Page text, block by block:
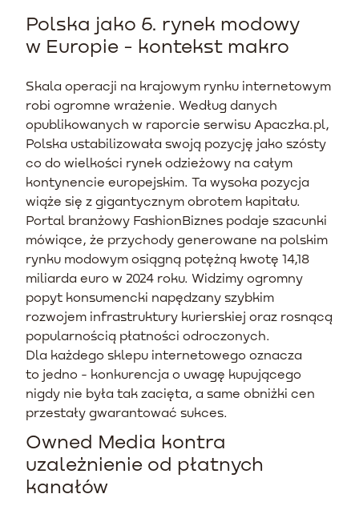
Polska jako 6. rynek modowy
w Europie - kontekst makro
Skala operacji na krajowym rynku internetowym
robi ogromne wrażenie. Według danych
opublikowanych w raporcie serwisu Apaczka.pl,
Polska ustabilizowała swoją pozycję jako szósty
co do wielkości rynek odzieżowy na całym
kontynencie europejskim. Ta wysoka pozycja
wiąże się z gigantycznym obrotem kapitału.
Portal branżowy FashionBiznes podaje szacunki
mówiące, że przychody generowane na polskim
rynku modowym osiągną potężną kwotę 14,18
miliarda euro w 2024 roku. Widzimy ogromny
popyt konsumencki napędzany szybkim
rozwojem infrastruktury kurierskiej oraz rosnącą
popularnością płatności odroczonych.
Dla każdego sklepu internetowego oznacza
to jedno - konkurencja o uwagę kupującego
nigdy nie była tak zacięta, a same obniżki cen
przestały gwarantować sukces.
Owned Media kontra
uzależnienie od płatnych
kanałów